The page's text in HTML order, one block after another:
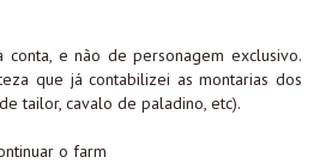
conta, e não de personagem exclusivo.
que já contabilizei as montarias dos
tailor, cavalo de paladino, etc).
o farm